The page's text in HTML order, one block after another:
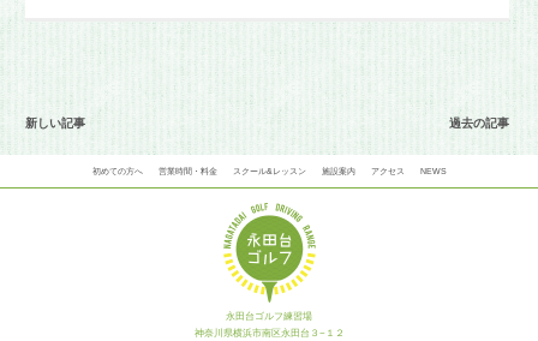
新しい記事 過去の記事
初めての方へ 営業時間・料金 スクール&レッスン 施設案内 アクセス NEWS
永田台ゴルフ練習場
神奈川県横浜市南区永田台３−１２